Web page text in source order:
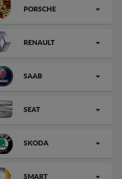
PORSCHE
RENAULT
SAAB
SEAT
SKODA
SMART